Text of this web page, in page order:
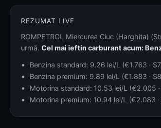
REZUMAT LIVE
ROMPETROL Miercurea Ciuc (Harghita)
urmă. Cel mai ieftin carburant acum:
Benzina standard: 9.26 lei/L (€1.763 ·
Benzina premium: 9.89 lei/L (€1.883 ·
Motorina standard: 10.53 lei/L (€2.005
Motorina premium: 10.94 lei/L (€2.083